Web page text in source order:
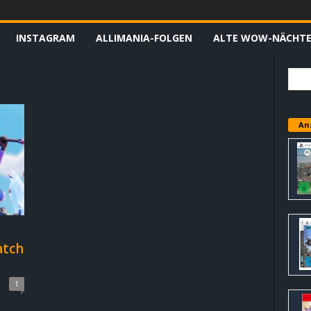
INSTAGRAM ALLIMANIA-FOLGEN ALTE WOW-NÄCHTE
1